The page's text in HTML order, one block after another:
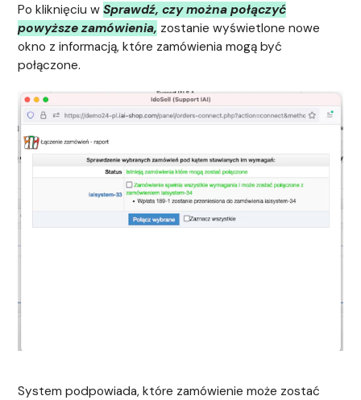
Po kliknięciu wSprawdź, czy można połączyć
powyższe zamówienia, zostanie wyświetlone nowe
okno z informacją, które zamówienia mogą być
połączone.
System podpowiada, które zamówienie może zostać